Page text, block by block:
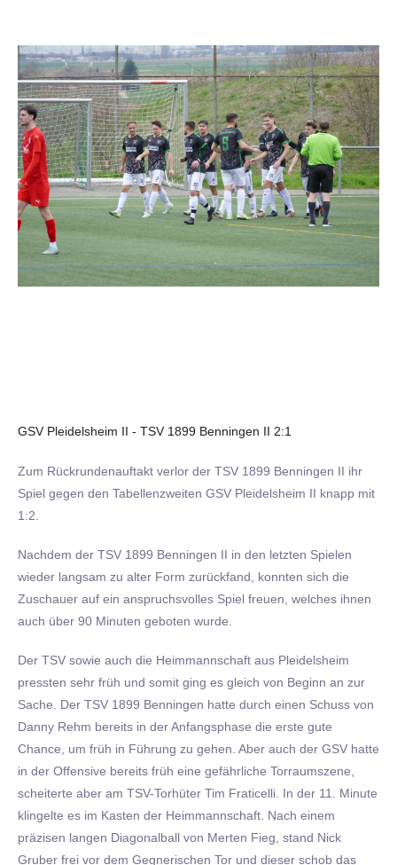
GSV Pleidelsheim II - TSV 1899 Benningen II 2:1
Zum Rückrundenauftakt verlor der TSV 1899 Benningen II ihr
Spiel gegen den Tabellenzweiten GSV Pleidelsheim II knapp mit
1:2.
Nachdem der TSV 1899 Benningen II in den letzten Spielen
wieder langsam zu alter Form zurückfand, konnten sich die
Zuschauer auf ein anspruchsvolles Spiel freuen, welches ihnen
auch über 90 Minuten geboten wurde.
Der TSV sowie auch die Heimmannschaft aus Pleidelsheim
pressten sehr früh und somit ging es gleich von Beginn an zur
Sache. Der TSV 1899 Benningen hatte durch einen Schuss von
Danny Rehm bereits in der Anfangsphase die erste gute
Chance, um früh in Führung zu gehen. Aber auch der GSV hatte
in der Offensive bereits früh eine gefährliche Torraumszene,
scheiterte aber am TSV-Torhüter Tim Fraticelli. In der 11. Minute
klingelte es im Kasten der Heimmannschaft. Nach einem
präzisen langen Diagonalball von Merten Fieg, stand Nick
Gruber frei vor dem Gegnerischen Tor und dieser schob das